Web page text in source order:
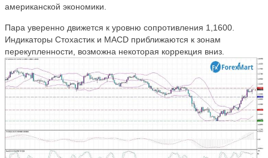
американской экономики.
Пара уверенно движется к уровню сопротивления 1,1600.
Индикаторы Стохастик и MACD приближаются к зонам
перекупленности, возможна некоторая коррекция вниз.